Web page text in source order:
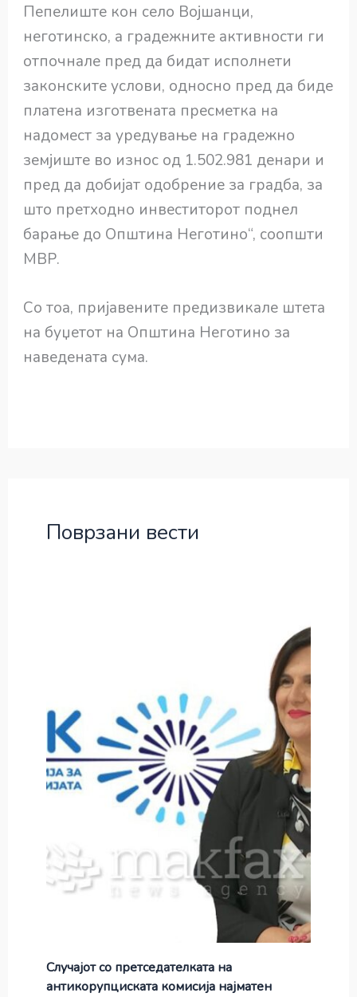
Пепелиште кон село Војшанци,
неготинско, а градежните активности ги
отпочнале пред да бидат исполнети
законските услови, односно пред да биде
платена изготвената пресметка на
надомест за уредување на градежно
земјиште во износ од 1.502.981 денари и
пред да добијат одобрение за градба, за
што претходно инвеститорот поднел
барање до Општина Неготино“, соопшти
МВР.
Со тоа, пријавените предизвикале штета
на буџетот на Општина Неготино за
наведената сума.
Поврзани вести
Случајот со претседателката на
антикорупциската комисија најматен